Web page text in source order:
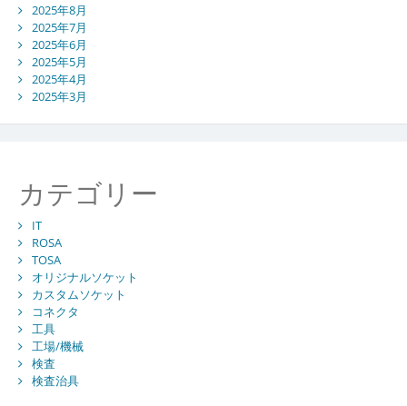
2025年8月
2025年7月
2025年6月
2025年5月
2025年4月
2025年3月
カテゴリー
IT
ROSA
TOSA
オリジナルソケット
カスタムソケット
コネクタ
工具
工場/機械
検査
検査治具